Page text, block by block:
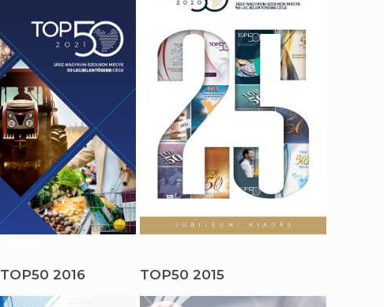
TOP50 2016 TOP50 2015